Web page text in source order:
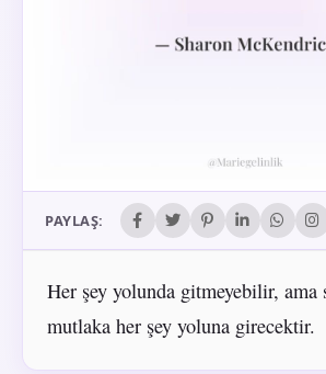
PAYLAŞ:
Her şey yolunda gitmeyebilir, ama
mutlaka her şey yoluna girecektir.